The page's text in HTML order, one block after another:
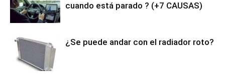
cuando está parado ? (+7 CAUSAS)
¿Se puede andar con el radiador roto?